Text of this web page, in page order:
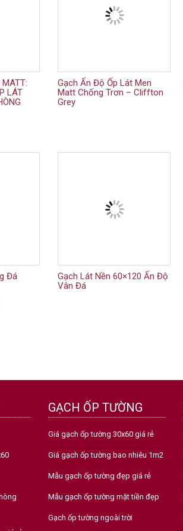
LÁT
Gạch Ấn Độ Ốp Lát Men
Matt Chống Trơn – Cliffton
Grey
Đá
Gạch Lát Nền 60×120 Ấn Độ
Vân Đá
GẠCH ỐP TƯỜNG
Giá gạch ốp tường 30x60 giá rẻ
Giá gạch ốp tường bao nhiêu 1m2
Mẫu gạch ốp tường đẹp giá rẻ
Mẫu gạch ốp tường mặt tiền đẹp
Gạch ốp tường ngoài trời